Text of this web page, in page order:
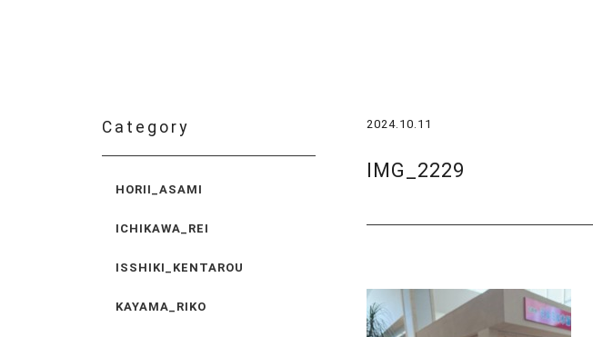
2024.10.11
IMG_2229
Category
HORII_ASAMI
ICHIKAWA_REI
ISSHIKI_KENTAROU
KAYAMA_RIKO